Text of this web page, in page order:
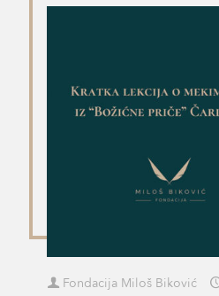
Fondacija Miloš Biković